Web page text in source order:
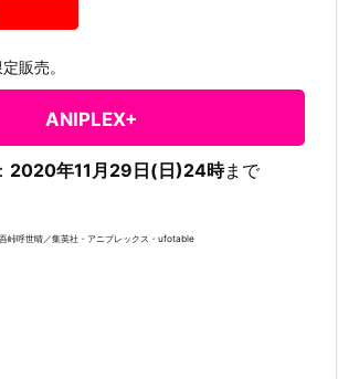
販売。
ANIPLEX+
2020年11月29日(日)24時まで
峠呼世晴／集英社・アニプレックス・ufotable